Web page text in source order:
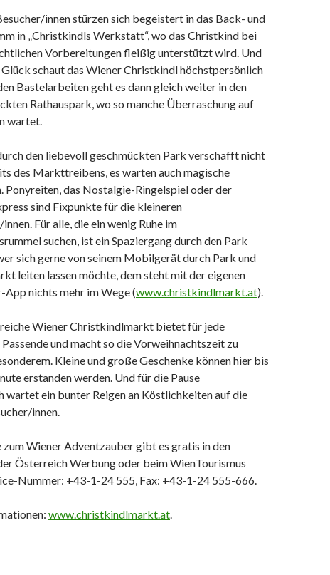
innen stürzen sich begeistert in das Back- und
in „Christkindls Werkstatt“, wo das Christkind bei
Vorbereitungen fleißig unterstützt wird. Und
schaut das Wiener Christkindl höchstpersönlich
Bastelarbeiten geht es dann gleich weiter in den
Rathauspark, wo so manche Überraschung auf
wartet.
den liebevoll geschmückten Park verschafft nicht
des Markttreibens, es warten auch magische
Ponyreiten, das Nostalgie-Ringelspiel oder der
sind Fixpunkte für die kleineren
Für alle, die ein wenig Ruhe im
suchen, ist ein Spaziergang durch den Park
sich gerne von seinem Mobilgerät durch Park und
leiten lassen möchte, dem steht mit der eigenen
nichts mehr im Wege (www.christkindlmarkt.at).
Wiener Christkindlmarkt bietet für jede
und macht so die Vorweihnachtszeit zu
Kleine und große Geschenke können hier bis
erstanden werden. Und für die Pause
wartet ein bunter Reigen an Köstlichkeiten auf die
innen.
zum Wiener Adventzauber gibt es gratis in den
Österreich Werbung oder beim WienTourismus
Nummer: +43-1-24 555, Fax: +43-1-24 555-666.
www.christkindlmarkt.at.